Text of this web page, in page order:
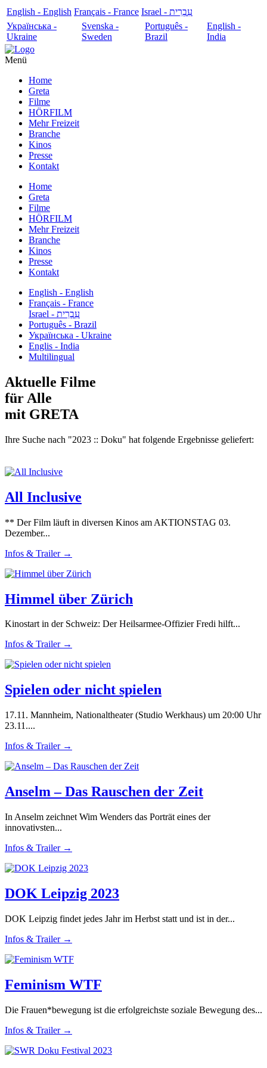
English - English Français - France
עִבְרִית - Israel
Українська -
Ukraine
Svenska -
Sweden
Português -
Brazil
English -
India
Menü
Home
Greta
Filme
HÖRFILM
Mehr Freizeit
Branche
Kinos
Presse
Kontakt
Home
Greta
Filme
HÖRFILM
Mehr Freizeit
Branche
Kinos
Presse
Kontakt
English - English
Français - France
עִבְרִית - Israel
Português - Brazil
Українська - Ukraine
Englis - India
Multilingual
Aktuelle Filme
für Alle
mit GRETA
Ihre Suche nach "2023 :: Doku" hat folgende Ergebnisse geliefert:
All Inclusive
** Der Film läuft in diversen Kinos am AKTIONSTAG 03.
Dezember...
Infos & Trailer →
Himmel über Zürich
Kinostart in der Schweiz: Der Heilsarmee-Offizier Fredi hilft...
Infos & Trailer →
Spielen oder nicht spielen
17.11. Mannheim, Nationaltheater (Studio Werkhaus) um 20:00 Uhr
23.11....
Infos & Trailer →
Anselm – Das Rauschen der Zeit
In Anselm zeichnet Wim Wenders das Porträt eines der
innovativsten...
Infos & Trailer →
DOK Leipzig 2023
DOK Leipzig findet jedes Jahr im Herbst statt und ist in der...
Infos & Trailer →
Feminism WTF
Die Frauen*bewegung ist die erfolgreichste soziale Bewegung des...
Infos & Trailer →